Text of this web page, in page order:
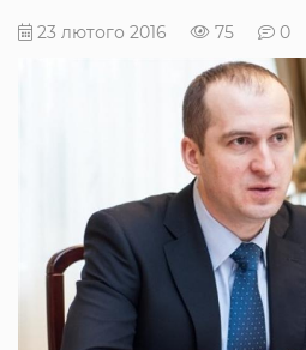
23 лютого 2016 75 0